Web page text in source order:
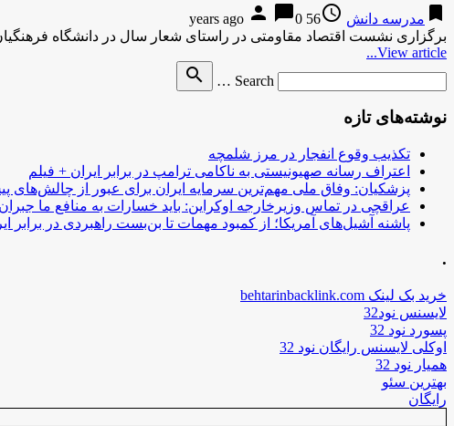
bookmark مدرسه دانش access_time
56 years ago
person chat_bubble0
برگزاری نشست اقتصاد مقاومتی در راستای شعار سال در دانشگاه فرهنگیان اصفهاندانشجو-20 دقیقه پیش برگزاری نشست
View article...
Search …
search
نوشته‌های تازه
تکذیب وقوع انفجار در مرز شلمچه
اعتراف رسانه صهیونیستی به ناکامی ترامپ در برابر ایران + فیلم
پزشکیان: وفاق ملی مهم‌ترین سرمایه ایران برای عبور از
عراقچی در تماس وزیرخارجه اوکراین: باید خسارات به منافع ما
پاشنه آشیل‌های آمریکا؛ از کمبود مهمات تا بن‌بست راهبردی در برابر
.
خرید بک لینک behtarinbacklink.com
لایسنس نود32
پسورد نود 32
اوکلی لایسنس رایگان نود 32
همیار نود 32
بهترین سئو
رایگان